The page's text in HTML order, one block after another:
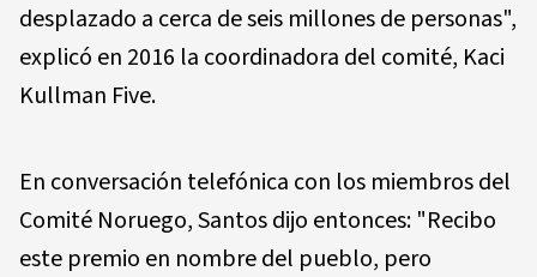
desplazado a cerca de seis millones de personas",
explicó en 2016 la coordinadora del comité, Kaci
Kullman Five.
En conversación telefónica con los miembros del
Comité Noruego, Santos dijo entonces: "Recibo
este premio en nombre del pueblo, pero